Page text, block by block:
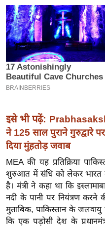
6
क्रा
इ
म
ई
-
पे
र
मि
सा
बे
मि
सा
ल
इसे भी पढ़ें:
ने 125 साल पुराने गुरुद्वारे
दिया मुंहतोड़ जवाब
MEA की यह प्रतिक्रिया
शुरुआत में संधि को लेकर भारत
है। मंत्री ने कहा था कि
नदी के पानी पर नियंत्रण करने
मुताबिक, पाकिस्तान के जलवायु
कि एक पड़ोसी देश के